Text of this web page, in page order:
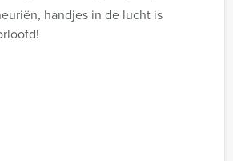
handjes in de lucht is